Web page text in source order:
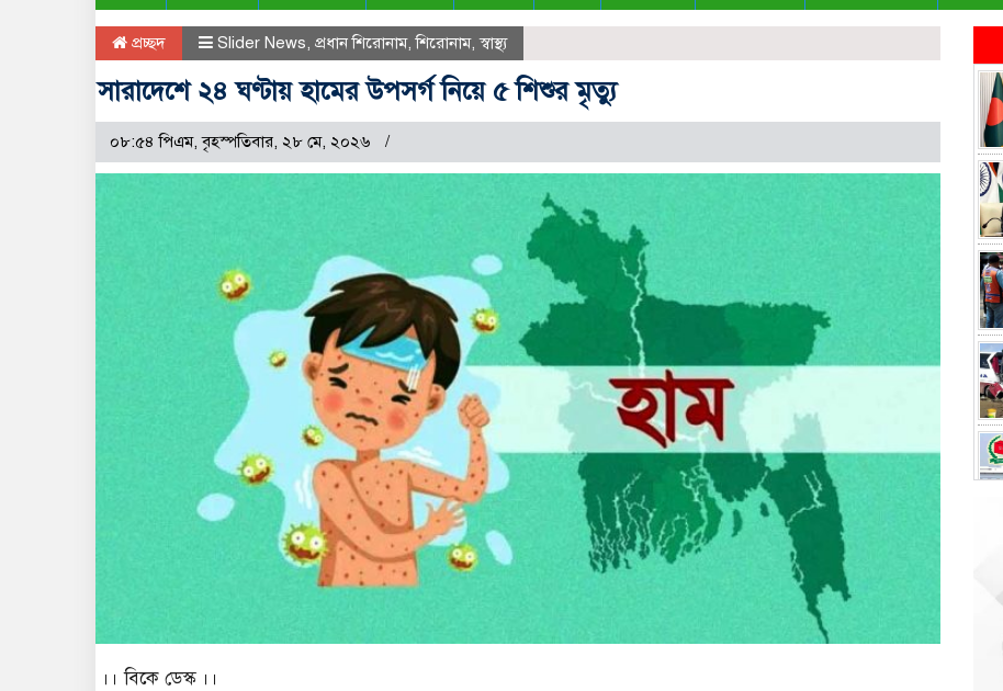
প্রচ্ছদ Slider News, প্রধান শিরোনাম,শিরোনাম,স্বাস্থ্য
সারাদেশে ২৪ ঘণ্টায় হামের উপসর্গ নিয়ে ৫ শিশুর মৃত্যু
০৮:৫৪ পিএম, বৃহস্পতিবার, ২৮ মে, ২০২৬
।। বিকে ডেস্ক ।।